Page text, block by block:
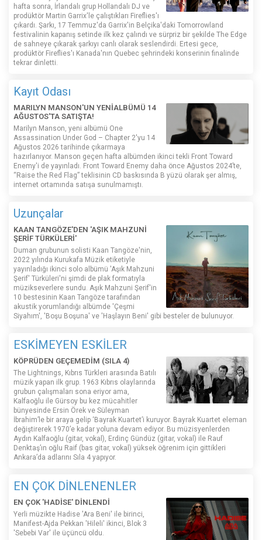
hafta sonra, İrlandalı grup Hollandalı DJ ve
prodüktör Martin Garrix'le çalıştıkları Fireflies'ı
çıkardı. Şarkı, 17 Temmuz'da Garrix'in Belçika'daki Tomorrowland
festivalinin kapanış setinde ilk kez çalındı ​​ve sürpriz bir şekilde The Edge
de sahneye çıkarak şarkıyı canlı olarak seslendirdi. Ertesi gece,
prodüktör Fireflies'ı Kanada'nın Quebec şehrindeki konserinin finalinde
tekrar dinletti.
Kayıt Odası
MARILYN MANSON'UN YENİALBÜMÜ 14
AĞUSTOS'TA SATIŞTA!
Marilyn Manson, yeni albümü One
Assassination Under God – Chapter 2'yu 14
Ağustos 2026 tarihinde çıkarmaya
hazırlanıyor. Manson geçen hafta albümden ikinci tekli Front Toward
Enemy'i de yayınladı. Front Toward Enemy daha önce Ağustos 2024’te,
“Raise the Red Flag” teklisinin CD baskısında B yüzü olarak şer almış,
internet ortamında satışa sunulmamıştı.
Uzunçalar
KAAN TANGÖZE'DEN 'AŞIK MAHZUNİ
ŞERİF TÜRKÜLERİ'
Duman grubunun solisti Kaan Tangöze'nin,
2022 yılında Kurukafa Müzik etiketiyle
yayınladığı ikinci solo albümü 'Aşık Mahzuni
Şerif' Türküleri'ni şimdi de plak formatıyla
müzikseverlere sundu. Aşık Mahzuni Şerif'in
10 bestesinin Kaan Tangöze tarafından
akustik yorumlandığı albümde 'Çeşmi
Siyahım', 'Boşu Boşuna' ve 'Haşlayın Beni' gibi besteler de bulunuyor.
ESKİMEYEN ESKİLER
KÖPRÜDEN GEÇEMEDİM (SILA 4)
The Lightnings, Kıbrıs Türkleri arasında Batılı
müzik yapan ilk grup. 1963 Kıbrıs olaylarında
grubun çalışmaları sona eriyor ama,
Kalfaoğlu ile Gürsoy bu kez mücahitler
bünyesinde Ersin Örek ve Süleyman
İbrahim’le bir araya gelip ‘Bayrak Kuartet’i kuruyor. Bayrak Kuartet eleman
değiştirerek 1970’e kadar yoluna devam ediyor. Bu müzisyenlerden
Aydın Kalfaoğlu (gitar, vokal), Erdinç Gündüz (gitar, vokal) ile Rauf
Denktaş’ın oğlu Raif (bas gitar, vokal) yüksek öğrenim için gittikleri
Ankara’da adlarını Sıla 4 yapıyor.
EN ÇOK DİNLENENLER
EN ÇOK 'HADİSE' DİNLENDİ
Yerli müzikte Hadise 'Ara Beni' ile birinci,
Manifest-Ajda Pekkan 'Hileli' ikinci, Blok 3
'Sebebi Var' ile üçüncü oldu.